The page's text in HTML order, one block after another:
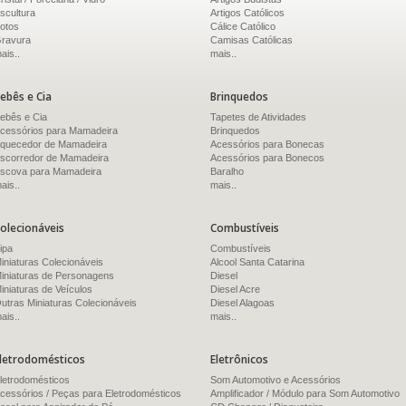
Artigos Católicos
Cálice Católico
Camisas Católicas
mais..
e Cia
e Cia
para Mamadeira
de Mamadeira
de Mamadeira
para Mamadeira
Brinquedos
Tapetes de Atividades
Brinquedos
Acessórios para Bonecas
Acessórios para Bonecos
Baralho
mais..
Colecionáveis
de Personagens
de Veículos
Miniaturas Colecionáveis
Combustíveis
Combustíveis
Alcool Santa Catarina
Diesel
Diesel Acre
Diesel Alagoas
mais..
/ Peças para Eletrodomésticos
Eletrônicos
Som Automotivo e Acessórios
Amplificador / Módulo para Som Automotivo